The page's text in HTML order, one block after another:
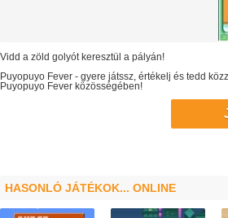
Vidd a zöld golyót keresztül a pályán!
Puyopuyo Fever - gyere játssz, értékelj és tedd
Puyopuyo Fever közösségében!
HASONLÓ JÁTÉKOK... ONLINE